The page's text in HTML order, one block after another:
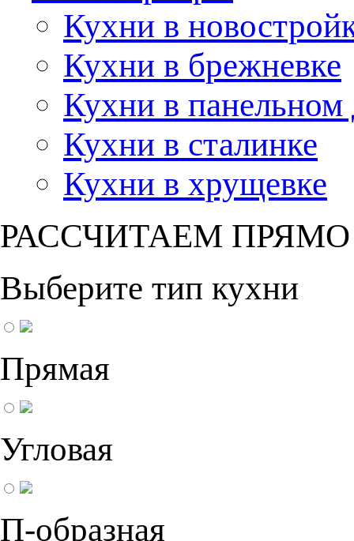
Кухни в
Кухни в брежневке
Кухни в панельном
Кухни в сталинке
Кухни в хрущевке
РАССЧИТАЕМ
Выберите тип кухни
Прямая
Угловая
П-образная